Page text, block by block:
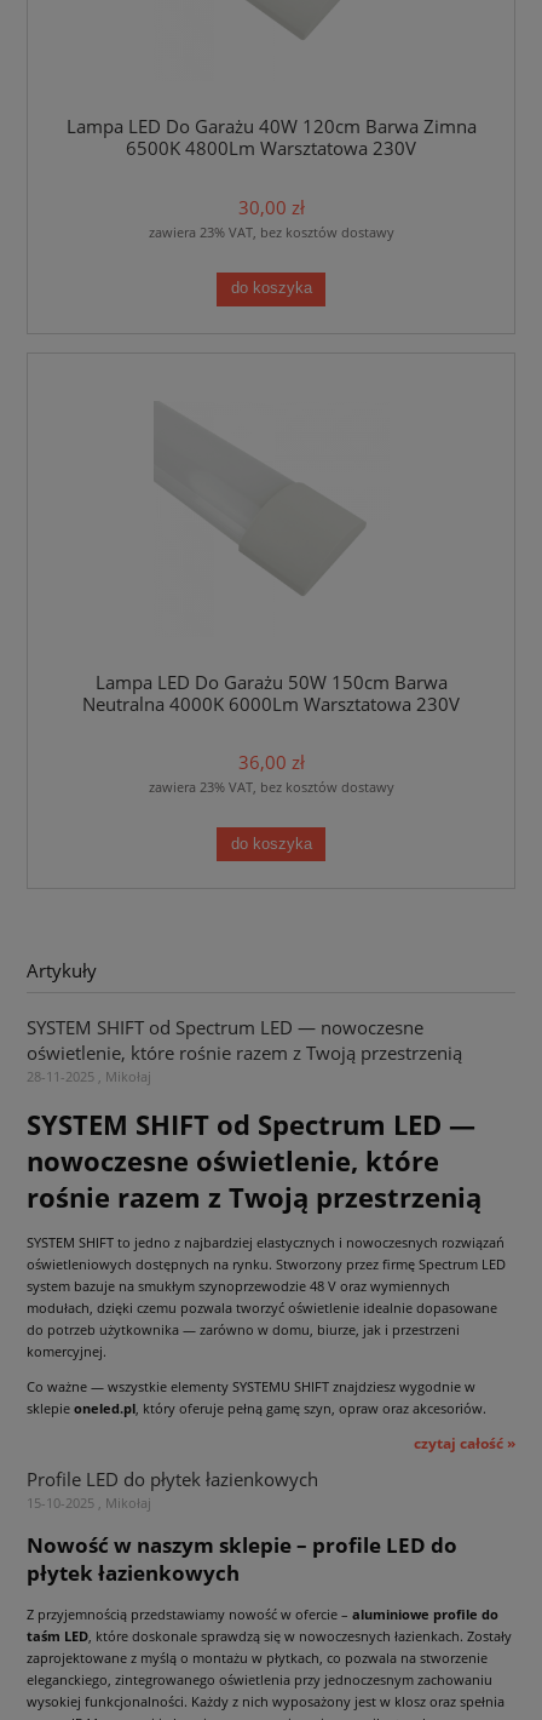
Lampa LED Do Garażu 40W 120cm Barwa Zimna
6500K 4800Lm Warsztatowa 230V
30,00 zł
zawiera 23% VAT, bez kosztów dostawy
do koszyka
Lampa LED Do Garażu 50W 150cm Barwa
Neutralna 4000K 6000Lm Warsztatowa 230V
36,00 zł
zawiera 23% VAT, bez kosztów dostawy
do koszyka
Artykuły
SYSTEM SHIFT od Spectrum LED — nowoczesne
oświetlenie, które rośnie razem z Twoją przestrzenią
28-11-2025 , Mikołaj
SYSTEM SHIFT od Spectrum LED —
nowoczesne oświetlenie, które
rośnie razem z Twoją przestrzenią
SYSTEM SHIFT to jedno z najbardziej elastycznych i nowoczesnych rozwiązań
oświetleniowych dostępnych na rynku. Stworzony przez firmę Spectrum LED
system bazuje na smukłym szynoprzewodzie 48 V oraz wymiennych
modułach, dzięki czemu pozwala tworzyć oświetlenie idealnie dopasowane
do potrzeb użytkownika — zarówno w domu, biurze, jak i przestrzeni
komercyjnej.
Co ważne — wszystkie elementy SYSTEMU SHIFT znajdziesz wygodnie w
sklepie oneled.pl, który oferuje pełną gamę szyn, opraw oraz akcesoriów.
czytaj całość »
Profile LED do płytek łazienkowych
15-10-2025 , Mikołaj
Nowość w naszym sklepie – profile LED do
płytek łazienkowych
Z przyjemnością przedstawiamy nowość w ofercie – aluminiowe profile do
taśm LED , które doskonale sprawdzą się w nowoczesnych łazienkach. Zostały
zaprojektowane z myślą o montażu w płytkach, co pozwala na stworzenie
eleganckiego, zintegrowanego oświetlenia przy jednoczesnym zachowaniu
wysokiej funkcjonalności. Każdy z nich wyposażony jest w klosz oraz spełnia